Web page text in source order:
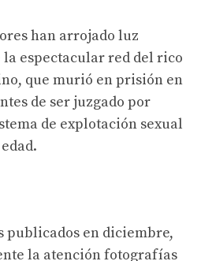
han arrojado luz
espectacular red del rico
que murió en prisión en
de ser juzgado por
de explotación sexual
publicados en diciembre,
la atención fotografías